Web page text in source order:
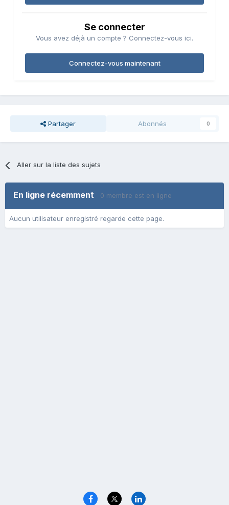
Se connecter
Vous avez déjà un compte ? Connectez-vous ici.
Connectez-vous maintenant
Partager Abonnés 0
Aller sur la liste des sujets
En ligne récemment 0 membre est en ligne
Aucun utilisateur enregistré regarde cette page.